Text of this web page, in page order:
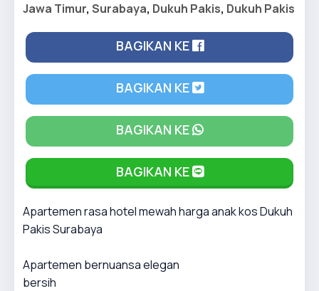
Jawa Timur, Surabaya, Dukuh Pakis, Dukuh Pakis
BAGIKAN KE
BAGIKAN KE
BAGIKAN KE
BAGIKAN KE
Apartemen rasa hotel mewah harga anak kos Dukuh
Pakis Surabaya
Apartemen bernuansa elegan
bersih